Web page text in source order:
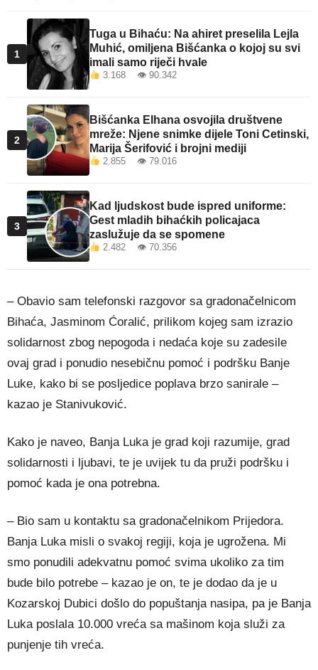
1
Tuga u Bihaću: Na ahiret preselila Lejla
Muhić, omiljena Bišćanka o kojoj su svi
imali samo riječi hvale
3.168 👁 90.342
2
Bišćanka Elhana osvojila društvene
mreže: Njene snimke dijele Toni Cetinski,
Marija Šerifović i brojni mediji
2.855 👁 79.016
3
Kad ljudskost bude ispred uniforme:
Gest mladih bihaćkih policajaca
zaslužuje da se spomene
2.482 👁 70.356
– Obavio sam telefonski razgovor sa gradonačelnicom
Bihaća, Jasminom Ćoralić, prilikom kojeg sam izrazio
solidarnost zbog nepogoda i nedaća koje su zadesile
ovaj grad i ponudio nesebičnu pomoć i podršku Banje
Luke, kako bi se posljedice poplava brzo sanirale –
kazao je Stanivuković.
Kako je naveo, Banja Luka je grad koji razumije, grad
solidarnosti i ljubavi, te je uvijek tu da pruži podršku i
pomoć kada je ona potrebna.
– Bio sam u kontaktu sa gradonačelnikom Prijedora.
Banja Luka misli o svakoj regiji, koja je ugrožena. Mi
smo ponudili adekvatnu pomoć svima ukoliko za tim
bude bilo potrebe – kazao je on, te je dodao da je u
Kozarskoj Dubici došlo do popuštanja nasipa, pa je Banja
Luka poslala 10.000 vreća sa mašinom koja služi za
punjenje tih vreća.